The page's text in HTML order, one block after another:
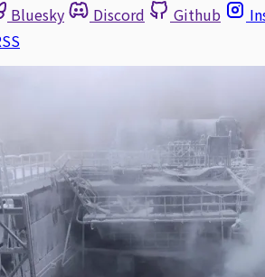
Bluesky Discord Github